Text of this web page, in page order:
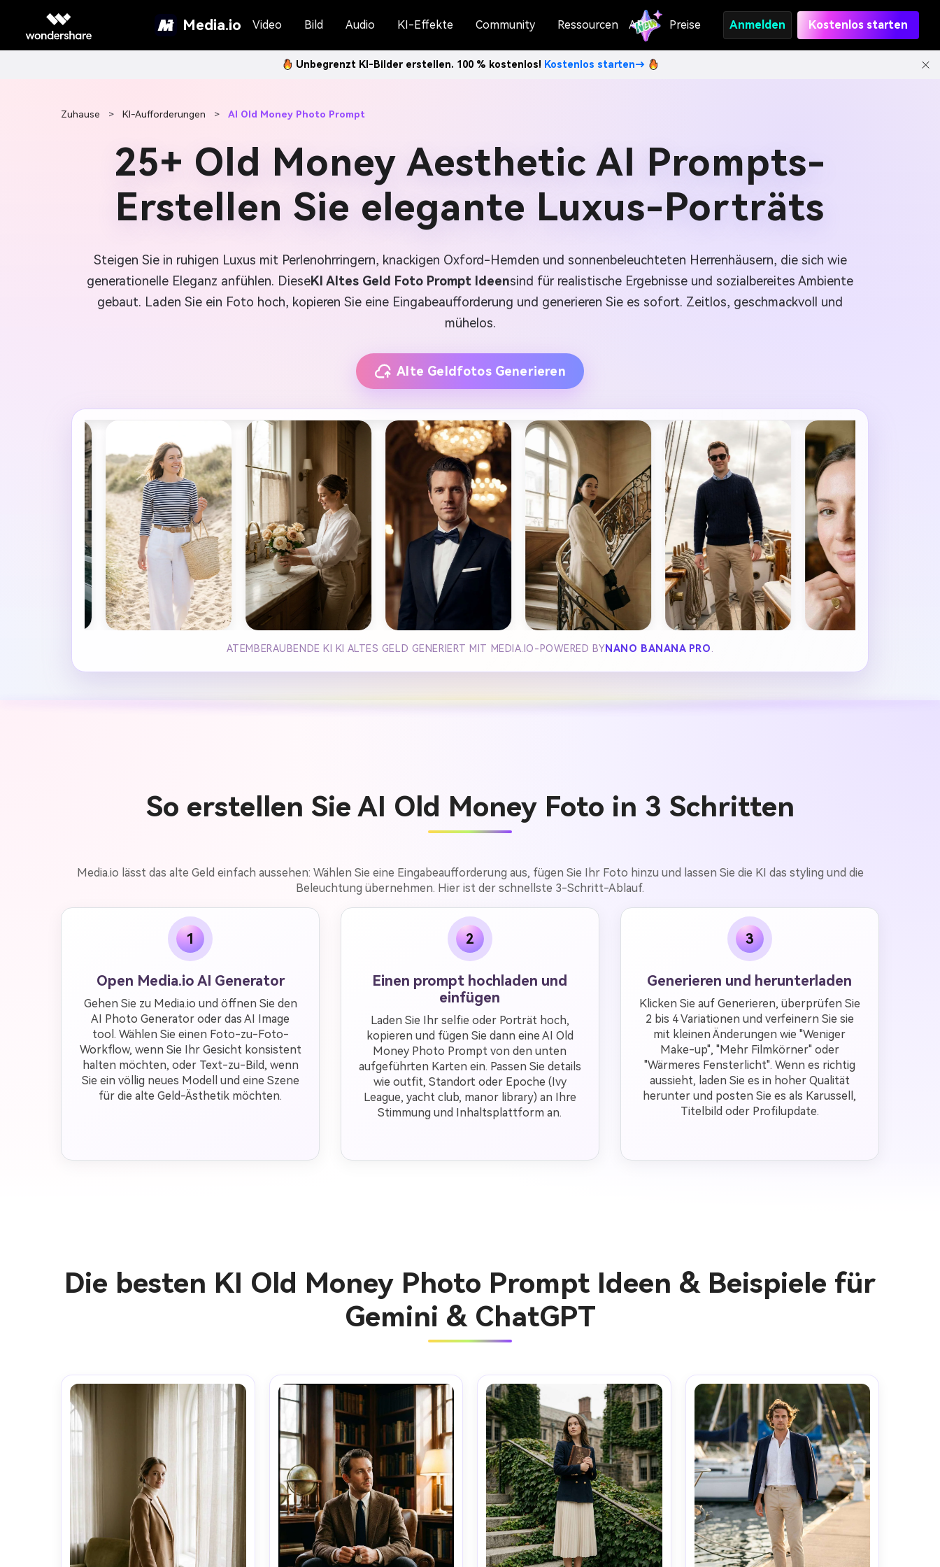
Media.io Video Bild Audio KI-Effekte Community Ressourcen API Preise Anmelden Kostenlos starten
Unbegrenzt KI-Bilder erstellen. 100 % kostenlos! Kostenlos starten→
Zuhause > KI-Aufforderungen > AI Old Money Photo Prompt
25+ Old Money Aesthetic AI Prompts-
Erstellen Sie elegante Luxus-Porträts
Steigen Sie in ruhigen Luxus mit Perlenohrringern, knackigen Oxford-Hemden und sonnenbeleuchteten Herrenhäusern, die sich wie
generationelle Eleganz anfühlen. DieseKI Altes Geld Foto Prompt Ideensind für realistische Ergebnisse und sozialbereites Ambiente
gebaut. Laden Sie ein Foto hoch, kopieren Sie eine Eingabeaufforderung und generieren Sie es sofort. Zeitlos, geschmackvoll und
mühelos.
Alte Geldfotos Generieren
ATEMBERAUBENDE KI KI ALTES GELD GENERIERT MIT MEDIA.IO-POWERED BYNANO BANANA PRO
So erstellen Sie AI Old Money Foto in 3 Schritten
Media.io lässt das alte Geld einfach aussehen: Wählen Sie eine Eingabeaufforderung aus, fügen Sie Ihr Foto hinzu und lassen Sie die KI das styling und die
Beleuchtung übernehmen. Hier ist der schnellste 3-Schritt-Ablauf.
1
Open Media.io AI Generator
Gehen Sie zu Media.io und öffnen Sie den
AI Photo Generator oder das AI Image
tool. Wählen Sie einen Foto-zu-Foto-
Workflow, wenn Sie Ihr Gesicht konsistent
halten möchten, oder Text-zu-Bild, wenn
Sie ein völlig neues Modell und eine Szene
für die alte Geld-Ästhetik möchten.
2
Einen prompt hochladen und
einfügen
Laden Sie Ihr selfie oder Porträt hoch,
kopieren und fügen Sie dann eine AI Old
Money Photo Prompt von den unten
aufgeführten Karten ein. Passen Sie details
wie outfit, Standort oder Epoche (Ivy
League, yacht club, manor library) an Ihre
Stimmung und Inhaltsplattform an.
3
Generieren und herunterladen
Klicken Sie auf Generieren, überprüfen Sie
2 bis 4 Variationen und verfeinern Sie sie
mit kleinen Änderungen wie "Weniger
Make-up", "Mehr Filmkörner" oder
"Wärmeres Fensterlicht". Wenn es richtig
aussieht, laden Sie es in hoher Qualität
herunter und posten Sie es als Karussell,
Titelbild oder Profilupdate.
Die besten KI Old Money Photo Prompt Ideen & Beispiele für
Gemini & ChatGPT